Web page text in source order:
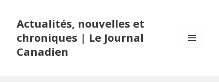
Actualités, nouvelles et
chroniques | Le Journal
Canadien